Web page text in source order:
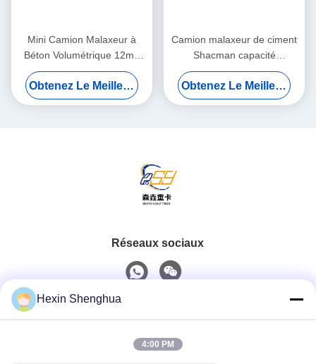
Mini Camion Malaxeur à
Béton Volumétrique 12m3
Chargeuse Automatique
Bétonnière
Obtenez Le Meilleur Prix
Camion malaxeur de ciment
Shacman capacité
personnalisée camion
malaxeur de béton vitesse
maximale 75 km/h
Obtenez Le Meilleur Prix
Réseaux sociaux
Contact rapide
Hexin Shenghua
4:00 PM